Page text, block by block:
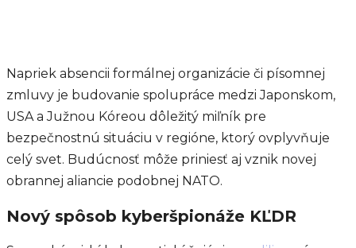
Napriek absencii formálnej organizácie či písomnej
zmluvy je budovanie spolupráce medzi Japonskom,
USA a Južnou Kóreou dôležitý miľník pre
bezpečnostnú situáciu v regióne, ktorý ovplyvňuje
celý svet. Budúcnosť môže priniesť aj vznik novej
obrannej aliancie podobnej NATO.
Nový spôsob kyberšpionáže KĽDR